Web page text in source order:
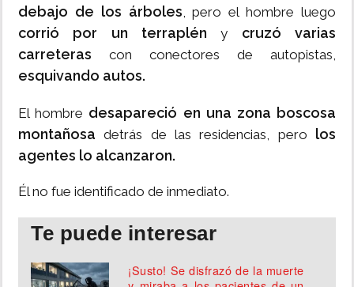
debajo de los árboles, pero el hombre luego
corrió por un terraplény cruzó varias
carreteras con conectores de autopistas,
esquivando autos.
El hombre desapareció en una zona boscosa
montañosa detrás de las residencias, pero los
agentes lo alcanzaron.
Él no fue identificado de inmediato.
Te puede interesar
¡Susto! Se disfrazó de la muerte